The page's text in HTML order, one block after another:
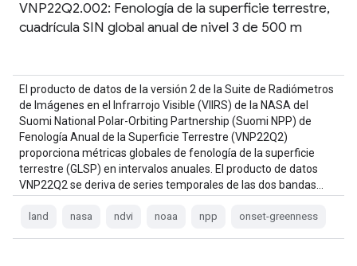
VNP22Q2.002: Fenología de la superficie terrestre,
cuadrícula SIN global anual de nivel 3 de 500 m
El producto de datos de la versión 2 de la Suite de Radiómetros
de Imágenes en el Infrarrojo Visible (VIIRS) de la NASA del
Suomi National Polar-Orbiting Partnership (Suomi NPP) de
Fenología Anual de la Superficie Terrestre (VNP22Q2)
proporciona métricas globales de fenología de la superficie
terrestre (GLSP) en intervalos anuales. El producto de datos
VNP22Q2 se deriva de series temporales de las dos bandas…
land nasa ndvi noaa npp onset-greenness